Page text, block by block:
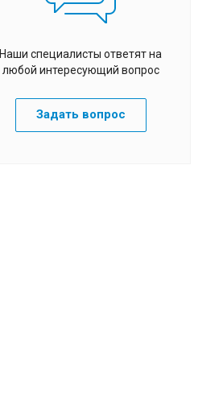
Наши специалисты ответят на
любой интересующий вопрос
Задать вопрос